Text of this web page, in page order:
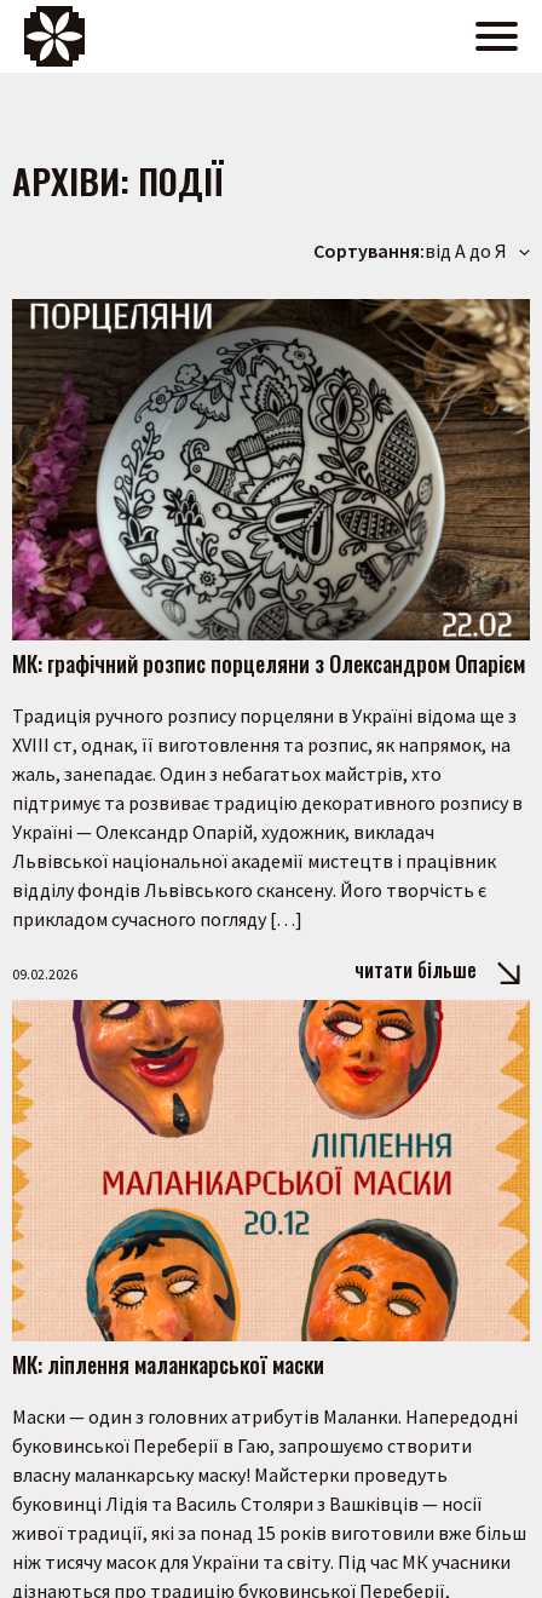
АРХІВИ: ПОДІЇ
Сортування:від А до Я
МК: графічний розпис порцеляни з Олександром Опарієм
Традиція ручного розпису порцеляни в Україні відома ще з
XVIII ст, однак, її виготовлення та розпис, як напрямок, на
жаль, занепадає. Один з небагатьох майстрів, хто
підтримує та розвиває традицію декоративного розпису в
Україні — Олександр Опарій, художник, викладач
Львівської національної академії мистецтв і працівник
відділу фондів Львівського скансену. Його творчість є
прикладом сучасного погляду […]
09.02.2026 читати більше
МК: ліплення маланкарської маски
Маски — один з головних атрибутів Маланки. Напередодні
буковинської Переберії в Гаю, запрошуємо створити
власну маланкарську маску! Майстерки проведуть
буковинці Лідія та Василь Столяри з Вашківців — носії
живої традиції, які за понад 15 років виготовили вже більш
ніж тисячу масок для України та світу. Під час МК учасники
дізнаються про традицію буковинської Переберії,